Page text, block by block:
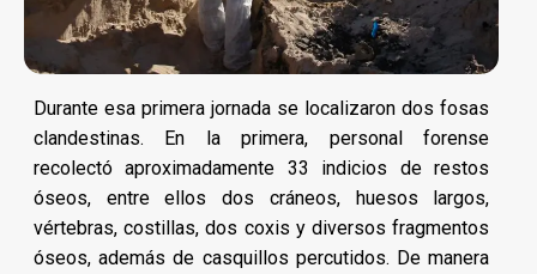
Durante esa primera jornada se localizaron dos fosas
clandestinas. En la primera, personal forense
recolectó aproximadamente 33 indicios de restos
óseos, entre ellos dos cráneos, huesos largos,
vértebras, costillas, dos coxis y diversos fragmentos
óseos, además de casquillos percutidos. De manera